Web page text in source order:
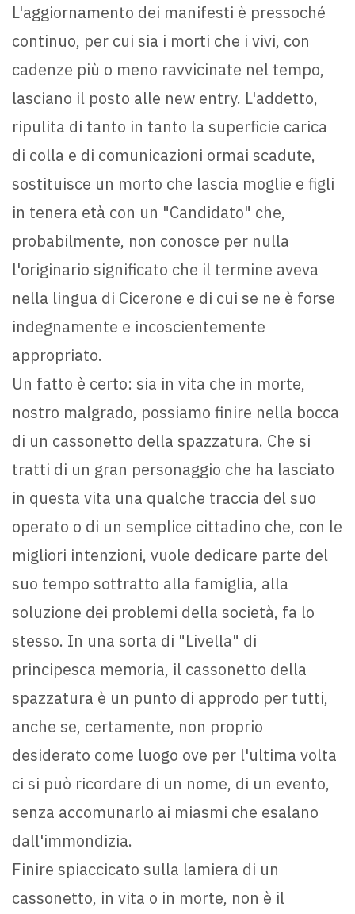
L'aggiornamento dei manifesti è pressoché
continuo, per cui sia i morti che i vivi, con
cadenze più o meno ravvicinate nel tempo,
lasciano il posto alle new entry. L'addetto,
ripulita di tanto in tanto la superficie carica
di colla e di comunicazioni ormai scadute,
sostituisce un morto che lascia moglie e figli
in tenera età con un "Candidato" che,
probabilmente, non conosce per nulla
l'originario significato che il termine aveva
nella lingua di Cicerone e di cui se ne è forse
indegnamente e incoscientemente
appropriato.
Un fatto è certo: sia in vita che in morte,
nostro malgrado, possiamo finire nella bocca
di un cassonetto della spazzatura. Che si
tratti di un gran personaggio che ha lasciato
in questa vita una qualche traccia del suo
operato o di un semplice cittadino che, con le
migliori intenzioni, vuole dedicare parte del
suo tempo sottratto alla famiglia, alla
soluzione dei problemi della società, fa lo
stesso. In una sorta di "Livella" di
principesca memoria, il cassonetto della
spazzatura è un punto di approdo per tutti,
anche se, certamente, non proprio
desiderato come luogo ove per l'ultima volta
ci si può ricordare di un nome, di un evento,
senza accomunarlo ai miasmi che esalano
dall'immondizia.
Finire spiaccicato sulla lamiera di un
cassonetto, in vita o in morte, non è il